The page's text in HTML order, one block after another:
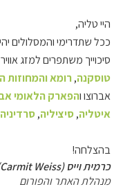
היי טליה,
ככל שתדרימי והמסלולים
סיכוייך משתפרים למזג
טוסקנה,רומא והמחוזות
אברוצו והפארק הלאומי
איטליה,סיציליה,סרדיניה
בהצלחה!
כרמית וייס (Carmit Weiss)
מנהלת האתר והפורום